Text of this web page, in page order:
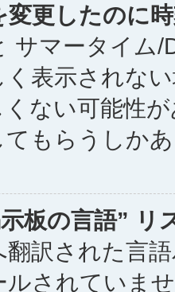
変更したのに
サマータイム
く表示されな
ない可能性
てもらうしか
板の言語” リ
訳された言
されていま